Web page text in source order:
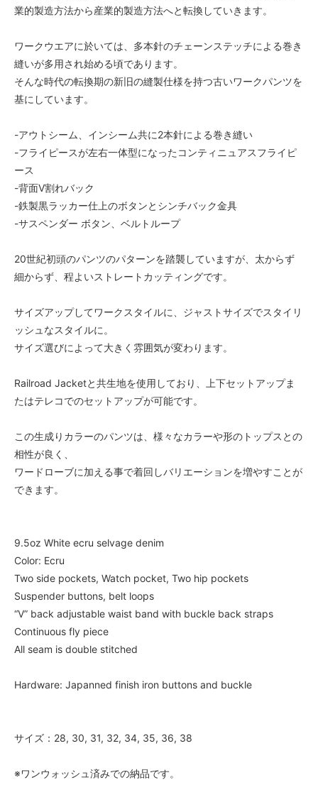
業的製造方法から産業的製造方法へと転換していきます。
ワークウエアに於いては、多本針のチェーンステッチによる巻き
縫いが多用され始める頃であります。
そんな時代の転換期の新旧の縫製仕様を持つ古いワークパンツを
基にしています。
-アウトシーム、インシーム共に2本針による巻き縫い
-フライピースが左右一体型になったコンティニュアスフライピ
ース
-背面V割れバック
-鉄製黒ラッカー仕上のボタンとシンチバック金具
-サスペンダー ボタン、ベルトループ
20世紀初頭のパンツのパターンを踏襲していますが、太からず
細からず、程よいストレートカッティングです。
サイズアップしてワークスタイルに、ジャストサイズでスタイリ
ッシュなスタイルに。
サイズ選びによって大きく雰囲気が変わります。
Railroad Jacketと共生地を使用しており、上下セットアップま
たはテレコでのセットアップが可能です。
この生成りカラーのパンツは、様々なカラーや形のトップスとの
相性が良く、
ワードローブに加える事で着回しバリエーションを増やすことが
できます。
9.5oz White ecru selvage denim
Color: Ecru
Two side pockets, Watch pocket, Two hip pockets
Suspender buttons, belt loops
“V” back adjustable waist band with buckle back straps
Continuous fly piece
All seam is double stitched
Hardware: Japanned finish iron buttons and buckle
サイズ：28, 30, 31, 32, 34, 35, 36, 38
※ワンウォッシュ済みでの納品です。